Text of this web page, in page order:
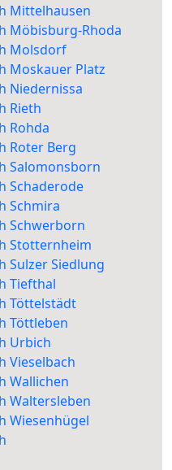
Mittelhausen
Möbisburg-Rhoda
Molsdorf
Moskauer Platz
Niedernissa
Rieth
Rohda
Roter Berg
Salomonsborn
Schaderode
Schmira
Schwerborn
Stotternheim
Sulzer Siedlung
Tiefthal
Töttelstädt
Töttleben
Urbich
Vieselbach
Wallichen
Waltersleben
Wiesenhügel